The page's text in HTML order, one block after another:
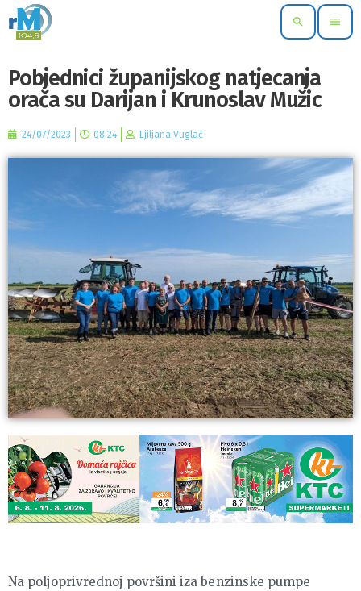
search menu
Pobjednici županijskog natjecanja
orača su Darijan i Krunoslav Mužic
24/07/2023 08:24 Ljiljana Vuglač
Na poljoprivrednoj površini iza benzinske pumpe